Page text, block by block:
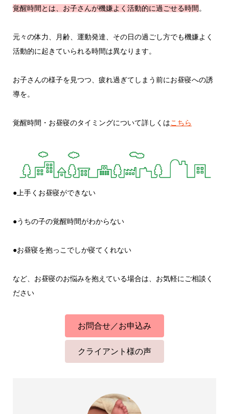
覚醒時間とは、お子さんが機嫌よく活動的に過ごせる時間 。
元々の体力、月齢、運動発達、その日の過ごし方でも機嫌よく
活動的に起きていられる時間は異なります。
お子さんの様子を見つつ、疲れ過ぎてしまう前にお昼寝への誘
導を。
覚醒時間・お昼寝のタイミングについて詳しくはこちら
●上手くお昼寝ができない
●うちの子の覚醒時間がわからない
●お昼寝を抱っこでしか寝てくれない
など、お昼寝のお悩みを抱えている場合は、お気軽にご相談く
ださい
お問合せ／お申込み
クライアント様の声